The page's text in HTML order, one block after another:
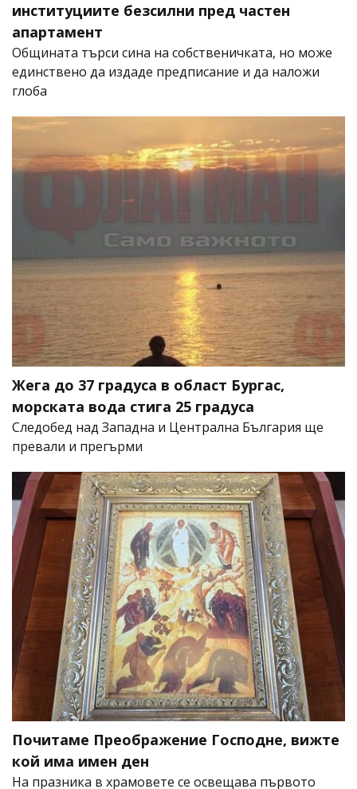
институциите безсилни пред частен
апартамент
Общината търси сина на собственичката, но може
единствено да издаде предписание и да наложи
глоба
Жега до 37 градуса в област Бургас,
морската вода стига 25 градуса
Следобед над Западна и Централна България ще
превали и прегърми
Почитаме Преображение Господне, вижте
кой има имен ден
На празника в храмовете се освещава първото